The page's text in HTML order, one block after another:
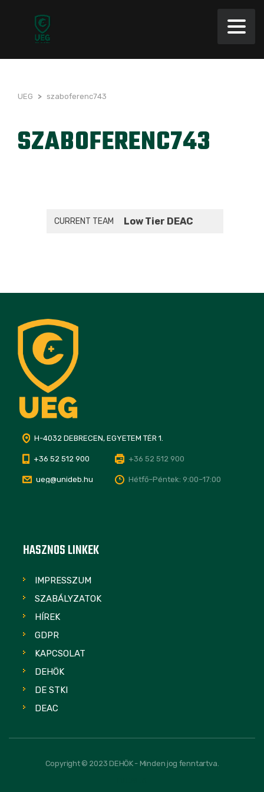
UEG > szaboferenc743
SZABOFERENC743
CURRENT TEAM Low Tier DEAC
H-4032 DEBRECEN, EGYETEM TÉR 1.
+36 52 512 900 +36 52 512 900
ueg@unideb.hu Hétfő–Péntek: 9:00–17:00
HASZNOS LINKEK
IMPRESSZUM
SZABÁLYZATOK
HÍREK
GDPR
KAPCSOLAT
DEHÖK
DE STKI
DEAC
Copyright © 2023 DEHÖK - Minden jog fenntartva.